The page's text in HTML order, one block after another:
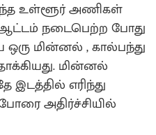
உள்ளூர் அணிகள்
நடைபெற்ற போது
மின்னல் , கால்பந்து
மின்னல்
இடத்தில் எரிந்து
அதிர்ச்சியில்